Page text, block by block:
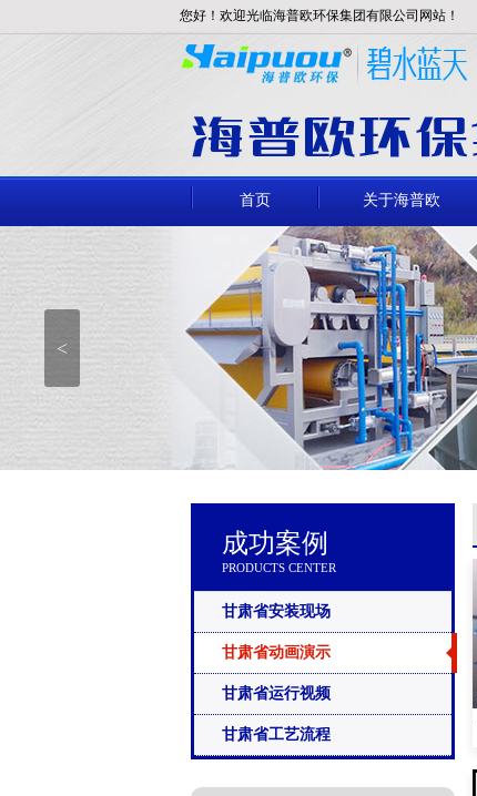
您好！欢迎光临海普欧环保集团有限公司网站！
首页 关于海普欧
<
成功案例
PRODUCTS CENTER
甘肃省安装现场
甘肃省动画演示
甘肃省运行视频
甘肃省工艺流程